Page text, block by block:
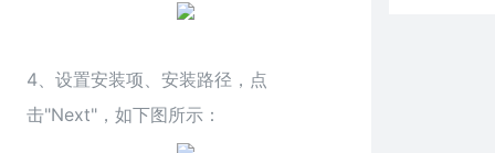
4、设置安装项、安装路径，点
击"Next"，如下图所示：